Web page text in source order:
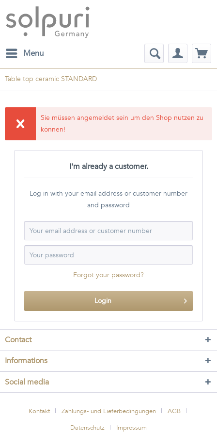
Menu
Table top ceramic STANDARD
Sie müssen angemeldet sein um den Shop nutzen zu
können!
I'm already a customer.
Log in with your email address or customer number
and password
Forgot your password?
Login
Contact
Informations
Social media
Kontakt Zahlungs- und Lieferbedingungen
AGB
Datenschutz
Impressum